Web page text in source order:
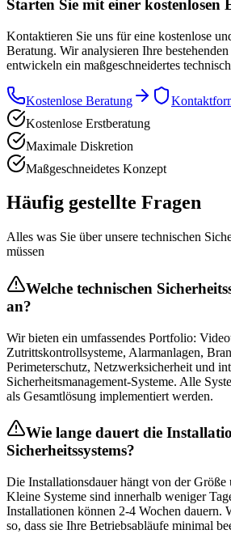
Starten Sie mit einer kostenlosen
Kontaktieren Sie uns für eine kostenlose
Beratung. Wir analysieren Ihre
entwickeln ein maßgeschneidertes
Kostenlose Beratung
Kostenlose Erstberatung
Maximale Diskretion
Maßgeschneidetes Konzept
Häufig gestellte Fragen
Alles was Sie über unsere technischen
müssen
Welche technischen
an?
Wir bieten ein umfassendes Portfolio:
Zutrittskontrollsysteme, Alarmanlagen,
Perimeterschutz, Netzwerksicherheit und
Sicherheitsmanagement-Systeme. Alle
als Gesamtlösung implementiert werden.
Wie lange dauert die
Sicherheitssystems?
Die Installationsdauer hängt von der
Kleine Systeme sind innerhalb weniger
Installationen können 2-4 Wochen dauern.
so, dass sie Ihre Betriebsabläufe minimal